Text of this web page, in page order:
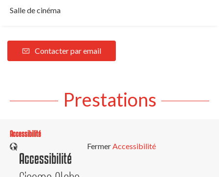
Salle de cinéma
Contacter par email
Prestations
Accessibilité
Fermer
Accessibilité
Accessibilité